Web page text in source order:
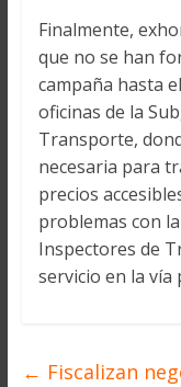
Finalmente,
que no se han
campaña hasta
oficinas de la
Transporte,
necesaria para
precios
problemas con
Inspectores de
servicio en la vía
← Fiscalizan